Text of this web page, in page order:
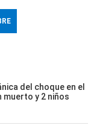
del choque en el
muerto y 2 niños